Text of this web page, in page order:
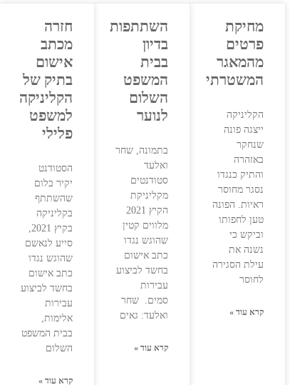
מחיקת
פרטים
מהמאגר
המשטרתי
הקליניקה
ייצגה פונה
שנחקר
באזהרה
והתיק כנגדו
נסגר מחוסר
ראיות. הפונה
טען לחפותו
וביקש כי
נשנה את
עילת הסגירה
לחוסר
קרא עוד »
השתתפות
בדיון
בבית
המשפט
השלום
לנוער
בתמונה, שחר
ואלעד
סטודנטים
מקליניקת
הקיץ 2021
מלווים קטין
שהוגש נגדו
כתב אישום
בחשד לביצוע
עבירות
סמים. שחר
ואלעד: גאים
קרא עוד »
חזרה
מכתב
אישום
בתיק של
הקליניקה
למשפט
פלילי
הסטודנט
יקיר בלום
שהשתתף
בקליניקה
סייע לנאשם
שהוגש נגדו
כתב אישום
בחשד לביצוע
עבירות
אלימות,
בבית המשפט
השלום
קרא עוד »